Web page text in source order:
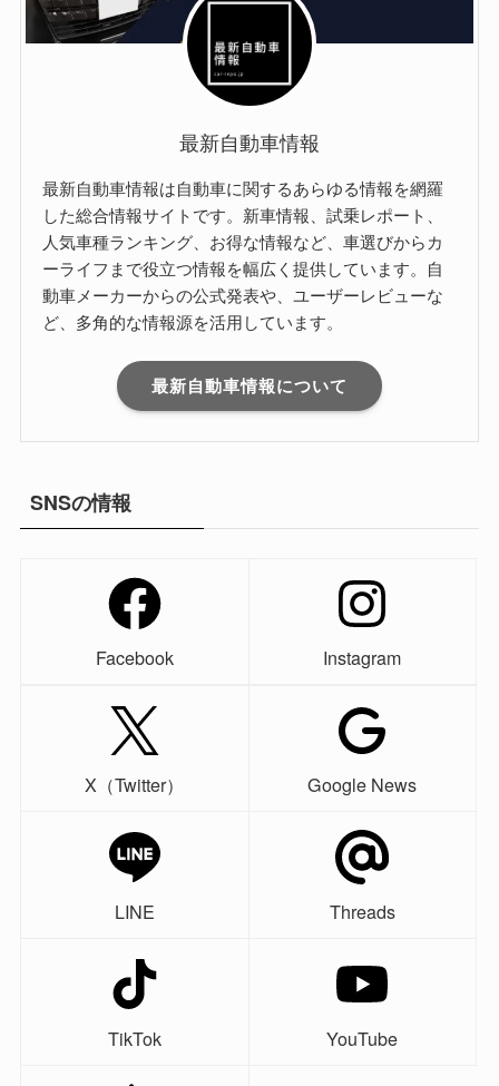
最新自動車情報
最新自動車情報は自動車に関するあらゆる情報を網羅
した総合情報サイトです。新車情報、試乗レポート、
人気車種ランキング、お得な情報など、車選びからカ
ーライフまで役立つ情報を幅広く提供しています。自
動車メーカーからの公式発表や、ユーザーレビューな
ど、多角的な情報源を活用しています。
最新自動車情報について
SNSの情報
Facebook Instagram
X（Twitter） Google News
LINE Threads
TikTok YouTube